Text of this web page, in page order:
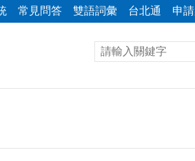
常見問答 雙語詞彙 台北通 申